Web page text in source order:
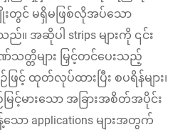
ျိုးတွင် မရှိမဖြစ်လိုအပ်သော
အဆိုပါ strips များကို ၎င်း
တ္တိများ မြှင့်တင်ပေးသည့်
ြင့် ထုတ်လုပ်ထားပြီး စပရိန်များ၊
ြင့်မားသော အခြားအစိတ်အပိုင်း
သော applications များအတွက်